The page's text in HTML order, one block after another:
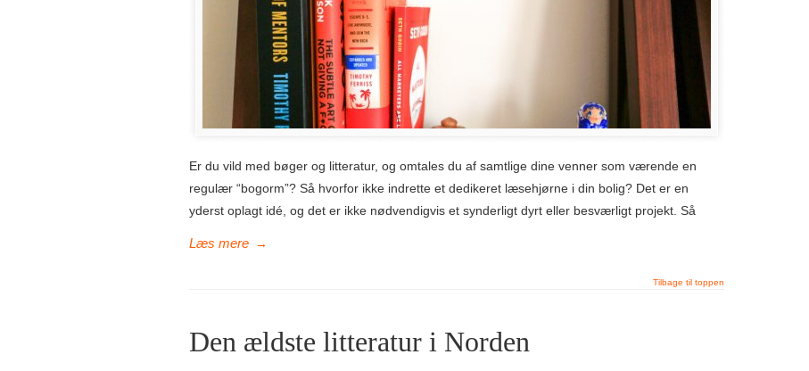
Er du vild med bøger og litteratur, og omtales du af samtlige dine venner som værende en
regulær “bogorm”? Så hvorfor ikke indrette et dedikeret læsehjørne i din bolig? Det er en
yderst oplagt idé, og det er ikke nødvendigvis et synderligt dyrt eller besværligt projekt. Så
→
Den ældste litteratur i Norden